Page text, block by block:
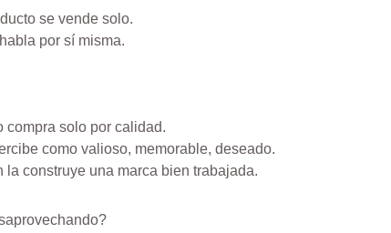
se vende solo.
por sí misma.
compra solo por calidad.
como valioso, memorable, deseado.
la construye una marca bien trabajada.